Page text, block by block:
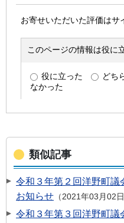
類似記事
令和３年第２回洋野町議
お知らせ
2021年03月02日
令和３年第３回洋野町議